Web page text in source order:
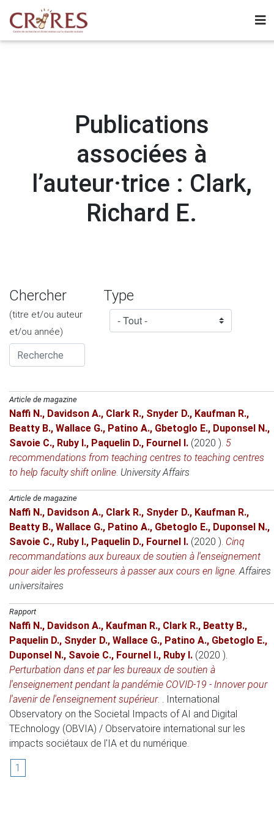
Publications
associées à
l’auteur·trice : Clark,
Richard E.
Chercher
(titre et/ou auteur
et/ou année)
Type
Article de magazine
Naffi N., Davidson A., Clark R., Snyder D., Kaufman R.,
Beatty B., Wallace G., Patino A., Gbetoglo E., Duponsel N.,
Savoie C., Ruby I., Paquelin D., Fournel I. (2020 ). 5
recommendations from teaching centres to teaching centres
to help faculty shift online. University Affairs
Article de magazine
Naffi N., Davidson A., Clark R., Snyder D., Kaufman R.,
Beatty B., Wallace G., Patino A., Gbetoglo E., Duponsel N.,
Savoie C., Ruby I., Paquelin D., Fournel I. (2020 ). Cinq
recommandations aux bureaux de soutien à l'enseignement
pour aider les professeurs à passer aux cours en ligne.Affaires
universitaires
Rapport
Naffi N., Davidson A., Kaufman R., Clark R., Beatty B.,
Paquelin D., Snyder D., Wallace G., Patino A., Gbetoglo E.,
Duponsel N., Savoie C., Fournel I., Ruby I. (2020 ).
Perturbation dans et par les bureaux de soutien à
l'enseignement pendant la pandémie COVID-19 - Innover pour
l'avenir de l'enseignement supérieur. . International
Observatory on the Societal Impacts of AI and Digital
TEchnology (OBVIA) / Observatoire international sur les
impacts sociétaux de l'IA et du numérique.
1